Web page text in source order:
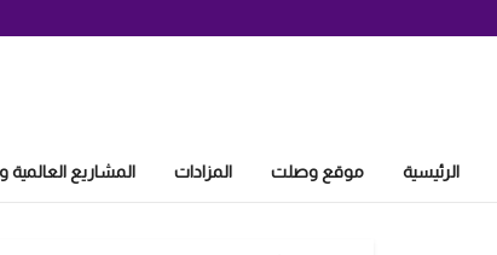
الرئيسية موقع وصلت المزادات المشاريع العالمية